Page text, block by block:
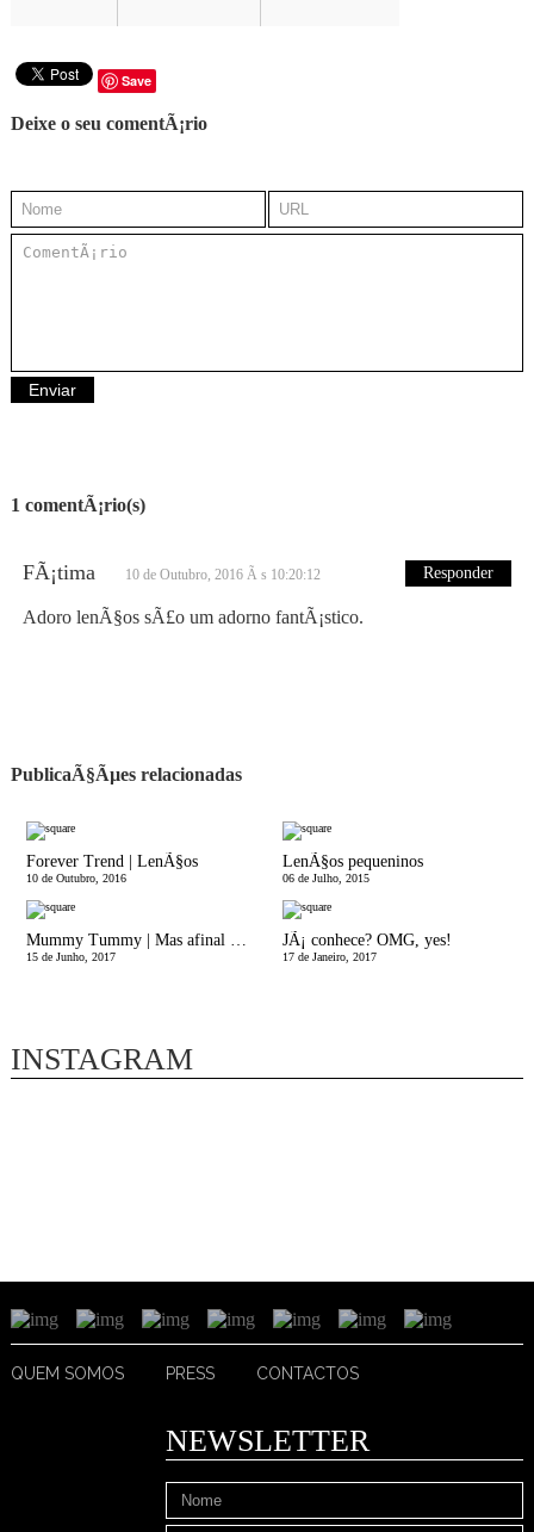
Save
Deixe o seu comentÃ¡rio
1 comentÃ¡rio(s)
FÃ¡tima 10 de Outubro, 2016 Ã s 10:20:12 Responder
Adoro lenÃ§os sÃ£o um adorno fantÃ¡stico.
PublicaÃ§Ãµes relacionadas
Forever Trend | LenÃ§os
10 de Outubro, 2016
LenÃ§os pequeninos
06 de Julho, 2015
15 de Junho, 2017
JÃ¡ conhece? OMG, yes!
17 de Janeiro, 2017
INSTAGRAM
QUEM SOMOS PRESS CONTACTOS
NEWSLETTER